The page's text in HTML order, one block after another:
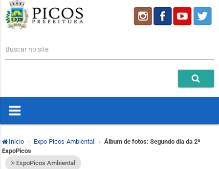
Buscar no site
Início Expo-Picos-Ambiental
Álbum de fotos: Segundo dia da 2ª
ExpoPicos
ExpoPicos Ambiental